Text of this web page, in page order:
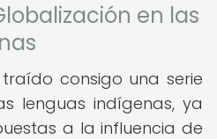
en las
consigo una serie
lenguas indígenas, ya
a la influencia de